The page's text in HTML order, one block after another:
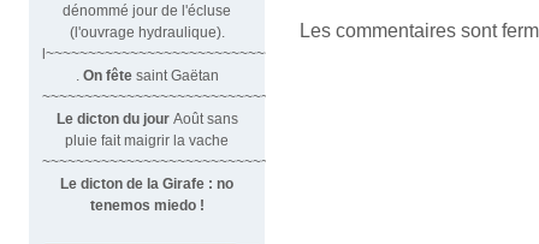
dénommé jour de l'écluse
(l'ouvrage hydraulique).
l~~~~~~~~~~~~~~~~~~~~~~~~~~~
On fête saint Gaëtan
~~~~~~~~~~~~~~~~~~~~~~~~~~~~~~
Le dicton du jour Août sans
pluie fait maigrir la vache
~~~~~~~~~~~~~~~~~~~~~~~~~~~~~~~
Le dicton de la Girafe : no
tenemos miedo !
Les commentaires sont